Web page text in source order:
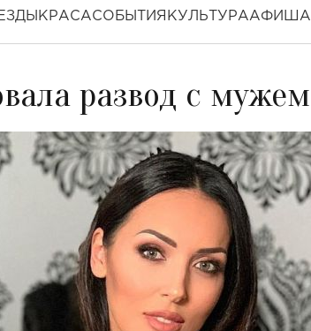
КРАСАСОБЫТИЯ КУЛЬТУРААФИША
развод с мужем